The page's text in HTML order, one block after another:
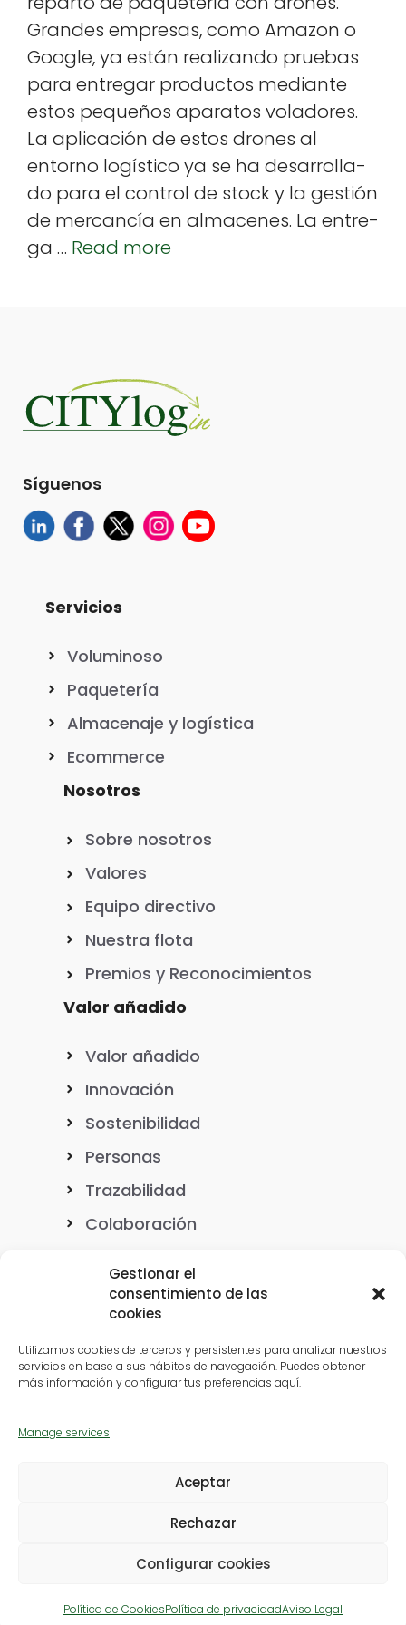
Gestionar el
consentimiento de las
cookies
Utilizamos cookies de terceros y persistentes para analizar nuestros
servicios en base a sus hábitos de navegación. Puedes obtener
más información y configurar tus preferencias aquí.
Manage services
Aceptar
Rechazar
Configurar cookies
Política de CookiesPolítica de privacidadAviso Legal
e
dI
n
e
b
o
o
k
e
r
ts
A
p
p
r
e
Grandes empre­sas, como Ama­zon o
Google, ya están real­izan­do prue­bas
para entre­gar pro­duc­tos medi­ante
estos pequeños aparatos voladores.
La apli­cación de estos drones al
entorno logís­ti­co ya se ha desar­rol­la­
do para el con­trol de stock y la gestión
de mer­cancía en almacenes. La entre­
ga … Read more
Síguenos
Servicios
Voluminoso
Paquetería
Almacenaje y logística
Ecommerce
Nosotros
Sobre nosotros
Valores
Equipo directivo
Nuestra flota
Premios y Reconocimientos
Valor añadido
Valor añadido
Innovación
Sostenibilidad
Personas
Trazabilidad
Colaboración
Política de privacidad| Política de cookies
Copyright © 2026 CITYlogin